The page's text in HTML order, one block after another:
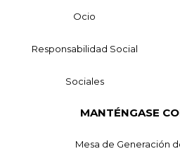
Ocio
Responsabilidad Social
Sociales
MANTÉNGASE
Mesa de Generación